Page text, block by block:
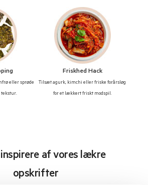
eller sprøde
tekstur.
Friskhed Hack
Tilsæt agurk, kimchi eller friske forårsløg
for et lækkert friskt modspil.
af vores lækre
opskrifter